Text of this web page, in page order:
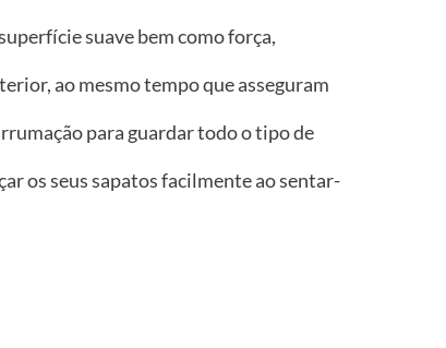
suave bem como força,
ao mesmo tempo que asseguram
para guardar todo o tipo de
os seus sapatos facilmente ao sentar-